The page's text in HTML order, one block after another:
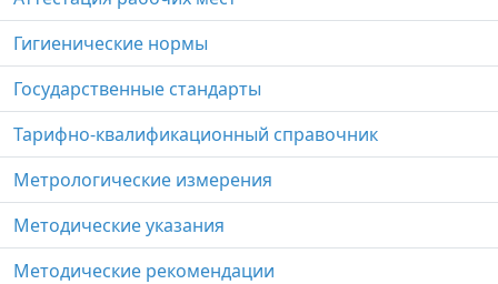
Гигиенические нормы
Государственные стандарты
Тарифно-квалификационный справочник
Метрологические измерения
Методические указания
Методические рекомендации